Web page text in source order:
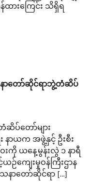
ထားကြေင်း သိရှိရ
နာတော်ဆိုင်ရာဘွဲ့တံဆိပ်
ပ်တော်များ
နာယက အဖွဲ့နှင့် ဦးစီး
ကို ယနေ့မွန်းလွဲ ၁ နာရီ
ဉ်ကျေးမှုဝန်ကြီးဌာန
နာတော်ဆိုင်ရာ […]